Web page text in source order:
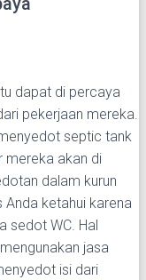
dapat di percaya
pekerjaan mereka.
septic tank
mereka akan di
dalam kurun
Anda ketahui karena
sedot WC. Hal
jasa
isi dari